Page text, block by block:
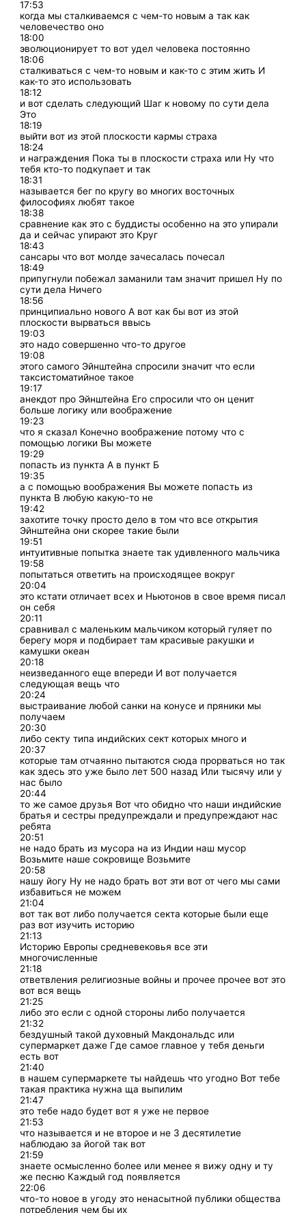
17:53
когда мы сталкиваемся с чем-то новым а так как
человечество оно
18:00
эволюционирует то вот удел человека постоянно
18:06
сталкиваться с чем-то новым и как-то с этим жить И
как-то это использовать
18:12
и вот сделать следующий Шаг к новому по сути дела
Это
18:19
выйти вот из этой плоскости кармы страха
18:24
и награждения Пока ты в плоскости страха или Ну что
тебя кто-то подкупает и так
18:31
называется бег по кругу во многих восточных
философиях любят такое
18:38
сравнение как это с буддисты особенно на это упирали
да и сейчас упирают это Круг
18:43
сансары что вот молде зачесалась почесал
18:49
припугнули побежал заманили там значит пришел Ну по
сути дела Ничего
18:56
принципиально нового А вот как бы вот из этой
плоскости вырваться ввысь
19:03
это надо совершенно что-то другое
19:08
этого самого Эйнштейна спросили значит что если
таксистоматийное такое
19:17
анекдот про Эйнштейна Его спросили что он ценит
больше логику или воображение
19:23
что я сказал Конечно воображение потому что с
помощью логики Вы можете
19:29
попасть из пункта А в пункт Б
19:35
а с помощью воображения Вы можете попасть из
пункта В любую какую-то не
19:42
захотите точку просто дело в том что все открытия
Эйнштейна они скорее такие были
19:51
интуитивные попытка знаете так удивленного мальчика
19:58
попытаться ответить на происходящее вокруг
20:04
это кстати отличает всех и Ньютонов в свое время писал
он себя
20:11
сравнивал с маленьким мальчиком который гуляет по
берегу моря и подбирает там красивые ракушки и
камушки океан
20:18
неизведанного еще впереди И вот получается
следующая вещь что
20:24
выстраивание любой санки на конусе и пряники мы
получаем
20:30
либо секту типа индийских сект которых много и
20:37
которые там отчаянно пытаются сюда прорваться но так
как здесь это уже было лет 500 назад Или тысячу или у
нас было
20:44
то же самое друзья Вот что обидно что наши индийские
братья и сестры предупреждали и предупреждают нас
ребята
20:51
не надо брать из мусора на из Индии наш мусор
Возьмите наше сокровище Возьмите
20:58
нашу йогу Ну не надо брать вот эти вот от чего мы сами
избавиться не можем
21:04
вот так вот либо получается секта которые были еще
раз вот изучить историю
21:13
Историю Европы средневековья все эти
многочисленные
21:18
ответвления религиозные войны и прочее прочее вот это
вот вся вещь
21:25
либо это если с одной стороны либо получается
21:32
бездушный такой духовный Макдональдс или
супермаркет даже Где самое главное у тебя деньги
есть вот
21:40
в нашем супермаркете ты найдешь что угодно Вот тебе
такая практика нужна ща выпилим
21:47
это тебе надо будет вот я уже не первое
21:53
что называется и не второе и не 3 десятилетие
наблюдаю за йогой так вот
21:59
знаете осмысленно более или менее я вижу одну и ту
же песню Каждый год появляется
22:06
что-то новое в угоду это ненасытной публики общества
потребления чем бы их